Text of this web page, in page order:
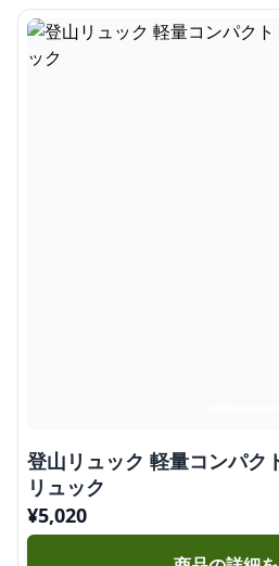
登山リュック 軽量コンパク
リュック
¥5,020